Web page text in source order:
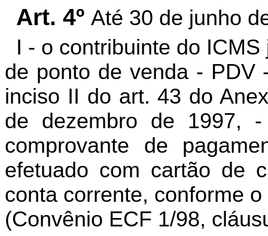
Art. 4º Até 30 de junho
I - o contribuinte do
de ponto de venda - PDV
inciso II do art. 43 do
de dezembro de 1997,
comprovante de
efetuado com cartão de
conta corrente, conforme
(Convênio ECF 1/98,